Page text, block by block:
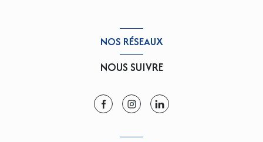
NOS RÉSEAUX
NOUS SUIVRE